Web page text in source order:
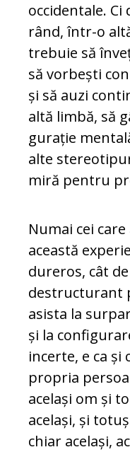
oc­cidentale.
rând, într-o
tre­buie să
să vorbești
și să auzi
al­tă limbă, să
gurație
al­te
miră pentru
Numai cei
această
du­re­ros, cât
destructurant
asista la
și la
incerte, e ca
propria
același om și
același, și
chiar același,